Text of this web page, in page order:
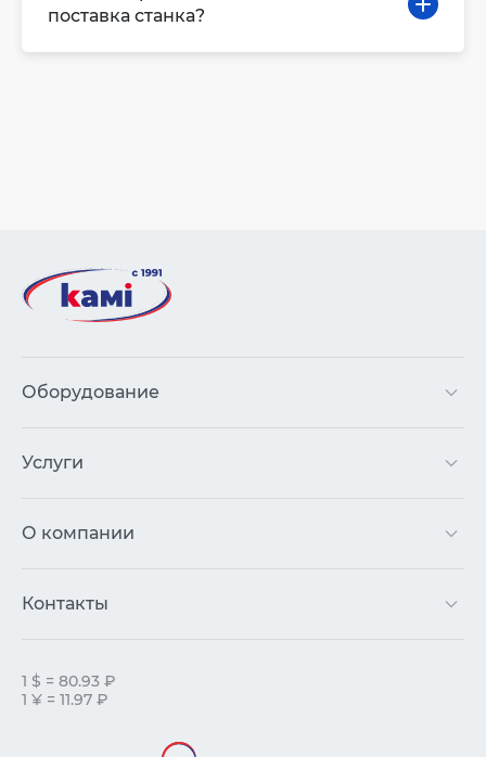
поставка станка?
Оборудование
Услуги
О компании
Контакты
1 $ = 80.93 ₽
1 ¥ = 11.97 ₽